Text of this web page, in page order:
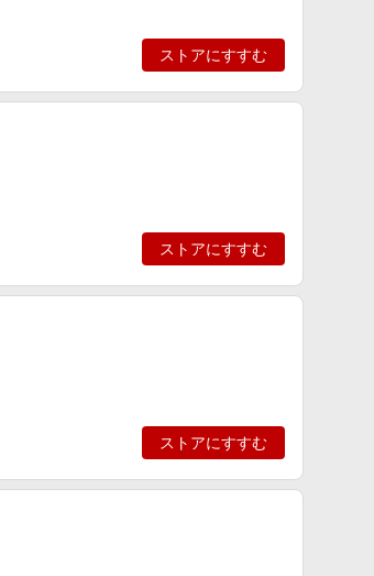
ストアにすすむ
ストアにすすむ
ストアにすすむ